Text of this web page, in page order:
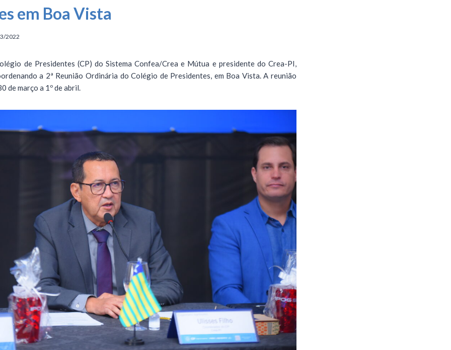
em Boa Vista
2022
de Presidentes (CP) do Sistema Confea/Crea e Mútua e presidente do Crea-PI,
a 2ª Reunião Ordinária do Colégio de Presidentes, em Boa Vista. A reunião
de março a 1º de abril.